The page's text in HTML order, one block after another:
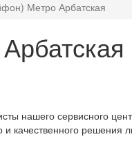
Метро Арбатская
нашего сервисного
качественного